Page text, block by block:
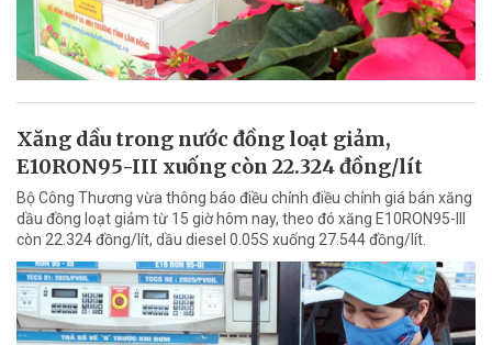
Xăng dầu trong nước đồng loạt giảm,
E10RON95-III xuống còn 22.324 đồng/lít
Bộ Công Thương vừa thông báo điều chỉnh điều chỉnh giá bán xăng
dầu đồng loạt giảm từ 15 giờ hôm nay, theo đó xăng E10RON95-III
còn 22.324 đồng/lít, dầu diesel 0.05S xuống 27.544 đồng/lít.